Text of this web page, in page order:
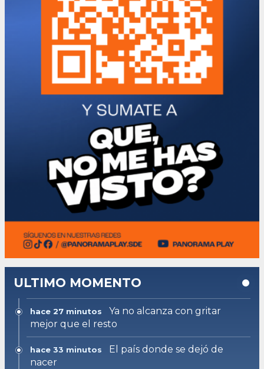
ULTIMO MOMENTO
hace 27 minutos
Ya no alcanza con gritar
mejor que el resto
hace 33 minutos
El país donde se dejó de
nacer